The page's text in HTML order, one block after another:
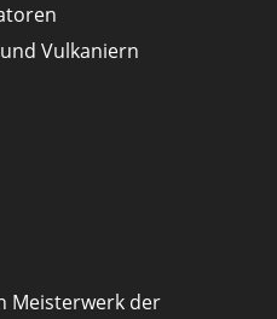
Vulkaniern
Meisterwerk der